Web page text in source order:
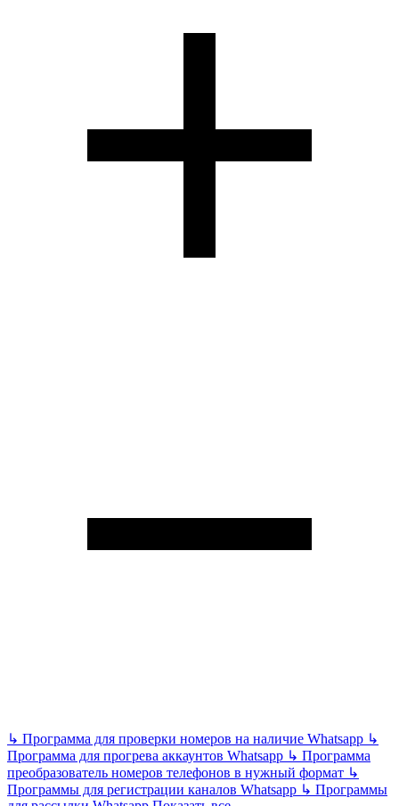
↳ Программа для проверки номеров на наличие Whatsapp ↳
Программа для прогрева аккаунтов Whatsapp ↳ Программа
преобразователь номеров телефонов в нужный формат ↳
Программы для регистрации каналов Whatsapp ↳ Программы